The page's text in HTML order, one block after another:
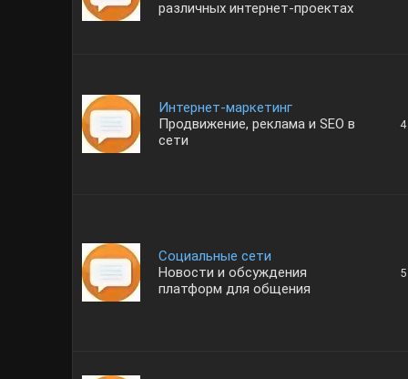
различных интернет-проектах
Интернет-маркетинг
Продвижение, реклама и SEO в
сети
4
Социальные сети
Новости и обсуждения
платформ для общения
5